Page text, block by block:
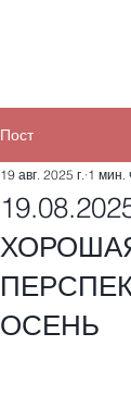
Пост
ОСЕНЬ
19 авг. 2025 г. 1 мин.